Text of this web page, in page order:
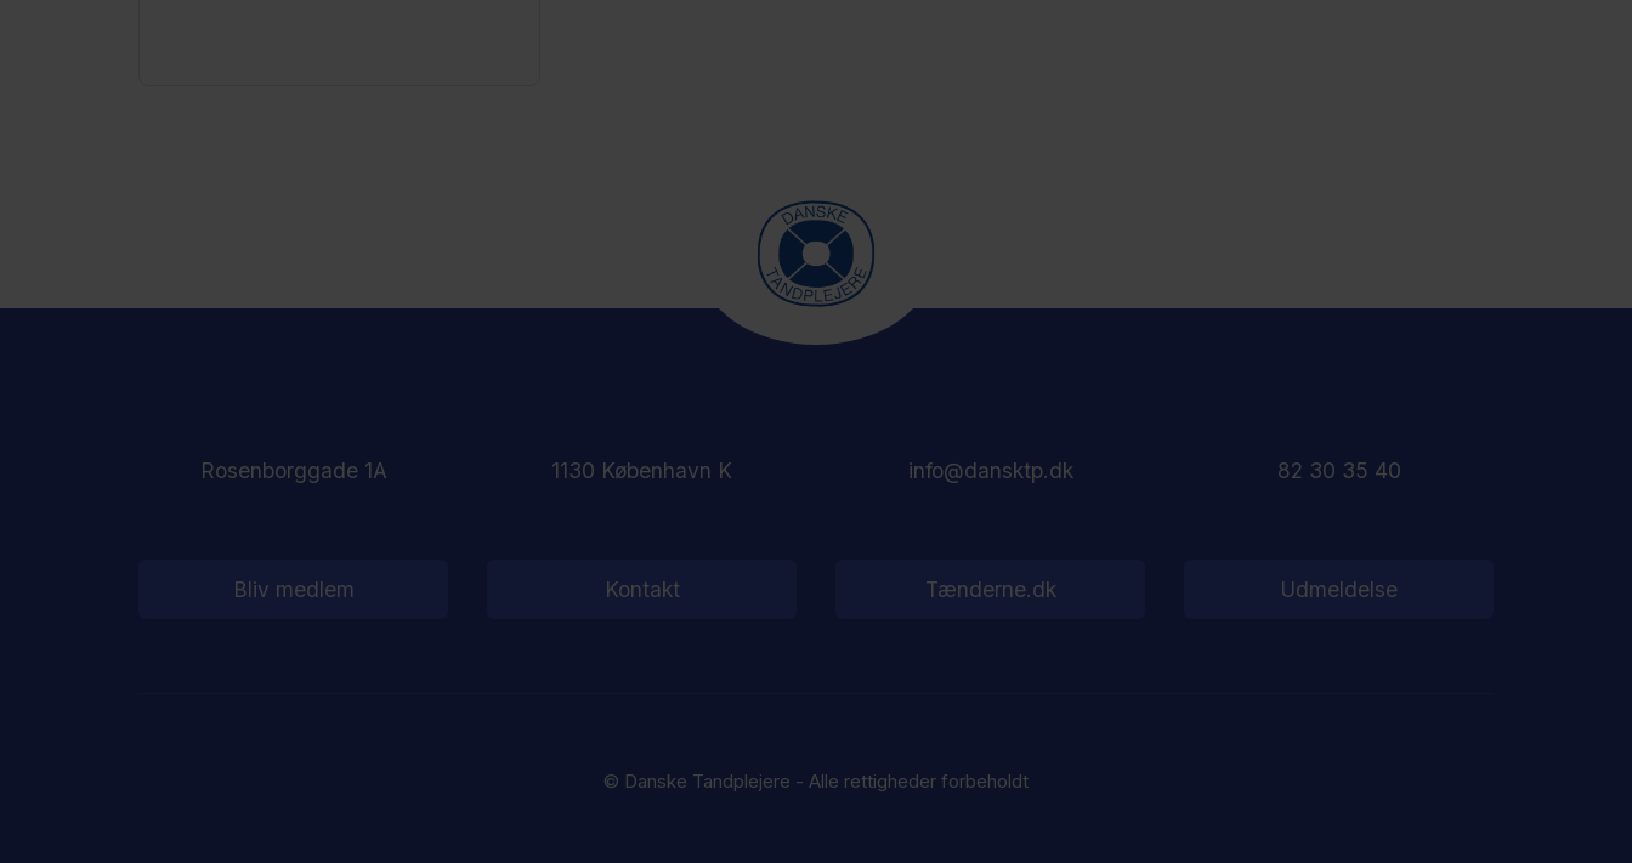
Rosenborggade 1A 1130 København K info@dansktp.dk 82 30 35 40
Bliv medlem Kontakt Tænderne.dk Udmeldelse
© Danske Tandplejere - Alle rettigheder forbeholdt